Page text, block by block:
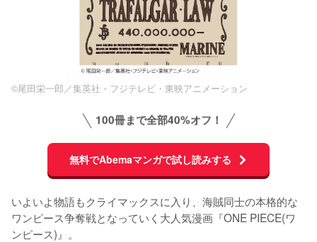
©尾田栄一郎／集英社・フジテレビ・東映アニメーション
100冊まで全部40%オフ！
無料でAbemaマンガで試し読みする
いよいよ物語もクライマックスに入り、海賊同士の本格的な
ワンピース争奪戦となっていく大人気漫画『ONE PIECE(ワ
ンピース)』。